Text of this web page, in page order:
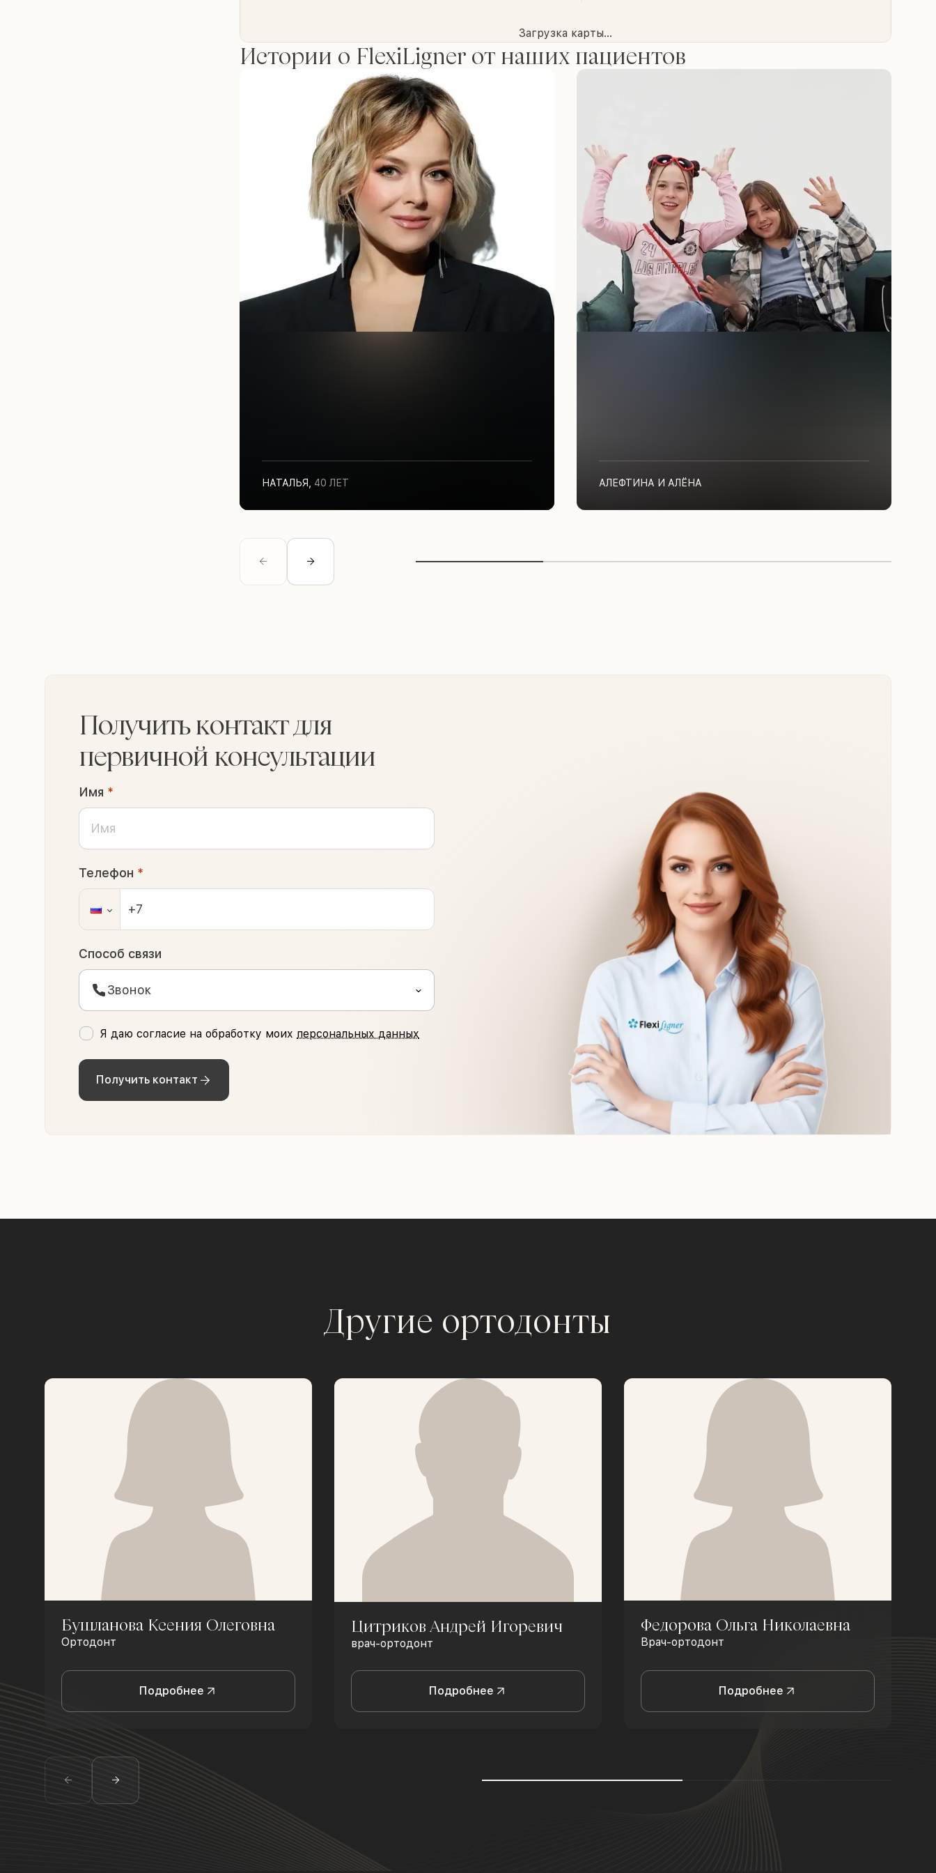
Загрузка карты...
Истории о FlexiLigner от наших пациентов
НАТАЛЬЯ 40 ЛЕТ АЛЕФТИНА И АЛЁНА
Получить контакт для
первичной консультации
Имя *
Телефон *
Способ связи
Звонок
Я даю согласие на обработку моих персональных данных
Получить контакт
Другие ортодонты
Бушланова Ксения Олеговна
Ортодонт
Подробнее
Цитриков Андрей Игоревич
врач-ортодонт
Подробнее
Федорова Ольга Николаевна
Врач-ортодонт
Подробнее